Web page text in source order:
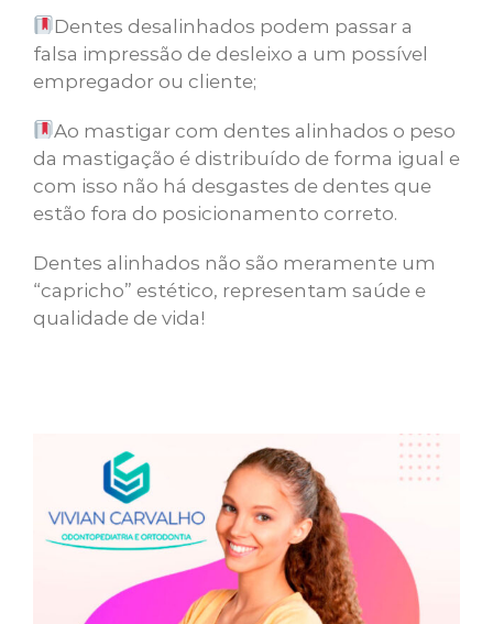
Dentes desalinhados podem passar a
falsa impressão de desleixo a um possível
empregador ou cliente;
Ao mastigar com dentes alinhados o peso
da mastigação é distribuído de forma igual e
com isso não há desgastes de dentes que
estão fora do posicionamento correto.
Dentes alinhados não são meramente um
“capricho” estético, representam saúde e
qualidade de vida!